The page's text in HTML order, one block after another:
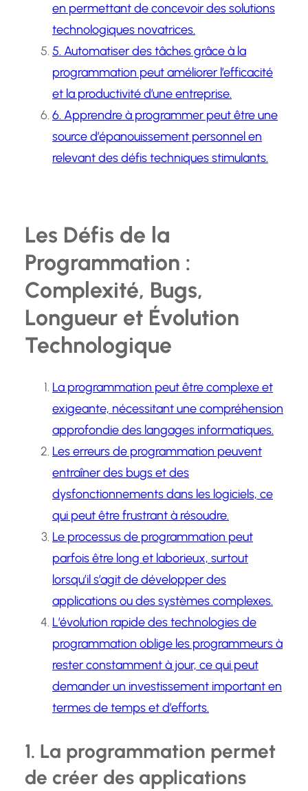
en permettant de concevoir des solutions
technologiques novatrices.
5. Automatiser des tâches grâce à la
programmation peut améliorer l’efficacité
et la productivité d’une entreprise.
6. Apprendre à programmer peut être une
source d’épanouissement personnel en
relevant des défis techniques stimulants.
Les Défis de la
Programmation :
Complexité, Bugs,
Longueur et Évolution
Technologique
La programmation peut être complexe et
exigeante, nécessitant une compréhension
approfondie des langages informatiques.
Les erreurs de programmation peuvent
entraîner des bugs et des
dysfonctionnements dans les logiciels, ce
qui peut être frustrant à résoudre.
Le processus de programmation peut
parfois être long et laborieux, surtout
lorsqu’il s’agit de développer des
applications ou des systèmes complexes.
L’évolution rapide des technologies de
programmation oblige les programmeurs à
rester constamment à jour, ce qui peut
demander un investissement important en
termes de temps et d’efforts.
1. La programmation permet
de créer des applications